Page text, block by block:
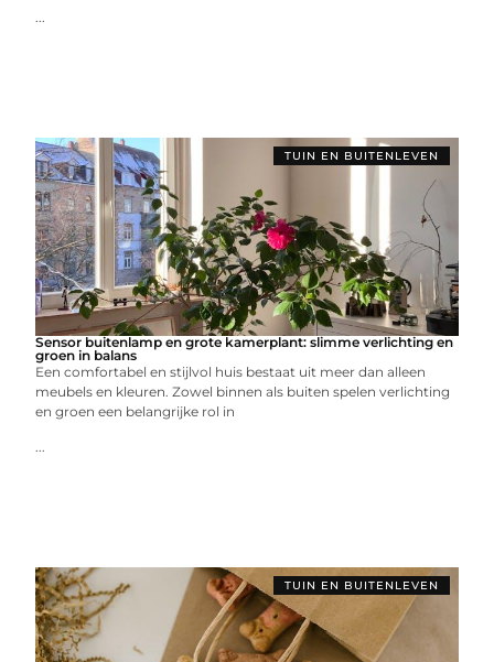
...
TUIN EN BUITENLEVEN
Sensor buitenlamp en grote kamerplant: slimme verlichting en
groen in balans
Een comfortabel en stijlvol huis bestaat uit meer dan alleen
meubels en kleuren. Zowel binnen als buiten spelen verlichting
en groen een belangrijke rol in
...
TUIN EN BUITENLEVEN